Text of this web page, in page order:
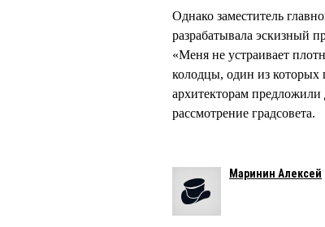
Однако заместитель
разрабатывала эскизный
«Меня не устраивает
колодцы, один из
архитекторам
рассмотрение градсовета.
Маринин Алексей